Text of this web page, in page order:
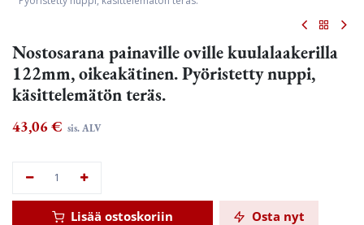
Nostosarana painaville oville kuulalaakerilla
122mm, oikeakätinen. Pyöristetty nuppi,
käsittelemätön teräs.
43,06€ sis. ALV
Lisää ostoskoriin Osta nyt